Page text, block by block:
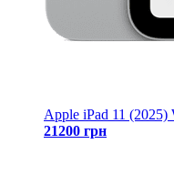
Apple iPad 11 (2025)
21200 грн